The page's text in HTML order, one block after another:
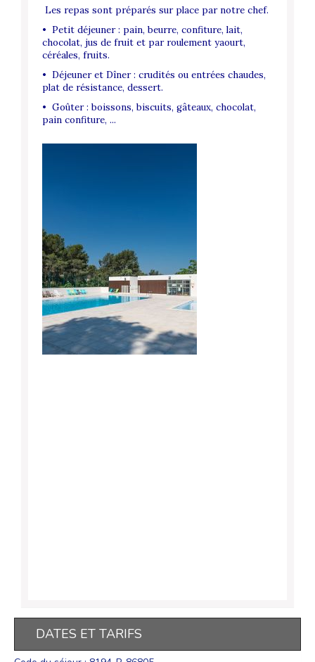
Les repas sont préparés sur place par notre chef.
• Petit déjeuner : pain, beurre, confiture, lait,
chocolat, jus de fruit et par roulement yaourt,
céréales, fruits.
• Déjeuner et Dîner : crudités ou entrées chaudes,
plat de résistance, dessert.
• Goûter : boissons, biscuits, gâteaux, chocolat,
pain confiture, ...
DATES ET TARIFS